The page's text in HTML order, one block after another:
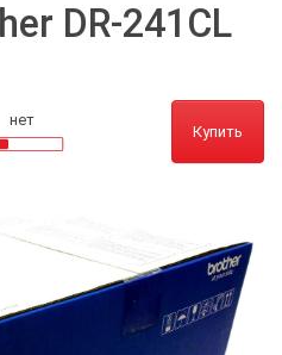
DR-241CL
нет
Купить